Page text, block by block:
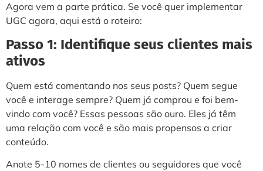
Agora vem a parte prática. Se você quer implementar
UGC agora, aqui está o roteiro:
Passo 1: Identifique seus clientes mais
ativos
Quem está comentando nos seus posts? Quem segue
você e interage sempre? Quem já comprou e foi bem-
vindo com você? Essas pessoas são ouro. Eles já têm
uma relação com você e são mais propensos a criar
conteúdo.
Anote 5-10 nomes de clientes ou seguidores que você